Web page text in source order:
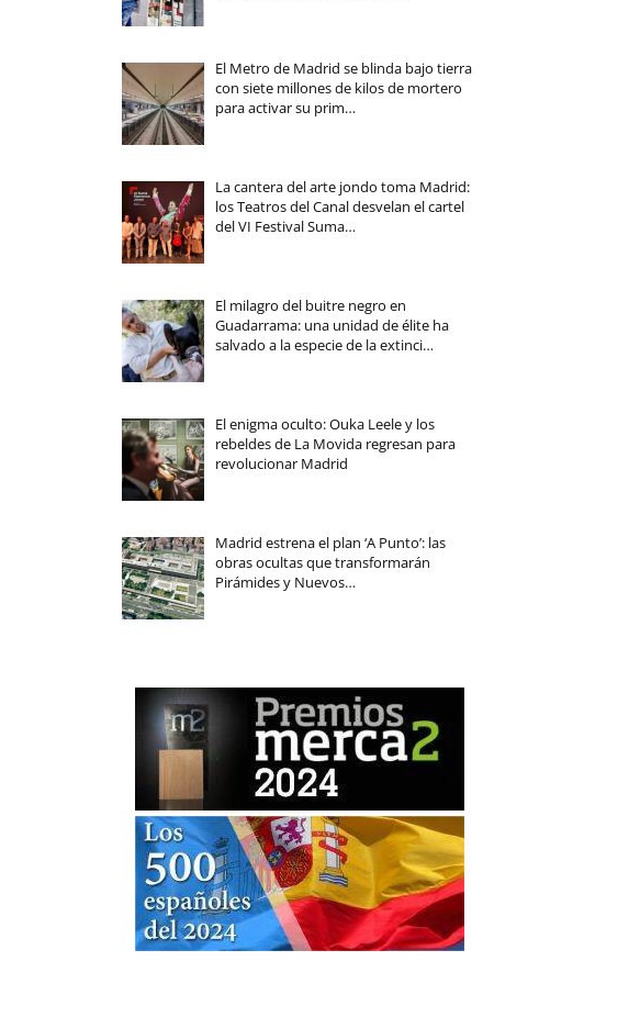
El Metro de Madrid se blinda bajo tierra
con siete millones de kilos de mortero
para activar su prim…
La cantera del arte jondo toma Madrid:
los Teatros del Canal desvelan el cartel
del VI Festival Suma…
El milagro del buitre negro en
Guadarrama: una unidad de élite ha
salvado a la especie de la extinci…
El enigma oculto: Ouka Leele y los
rebeldes de La Movida regresan para
revolucionar Madrid
Madrid estrena el plan ‘A Punto’: las
obras ocultas que transformarán
Pirámides y Nuevos…